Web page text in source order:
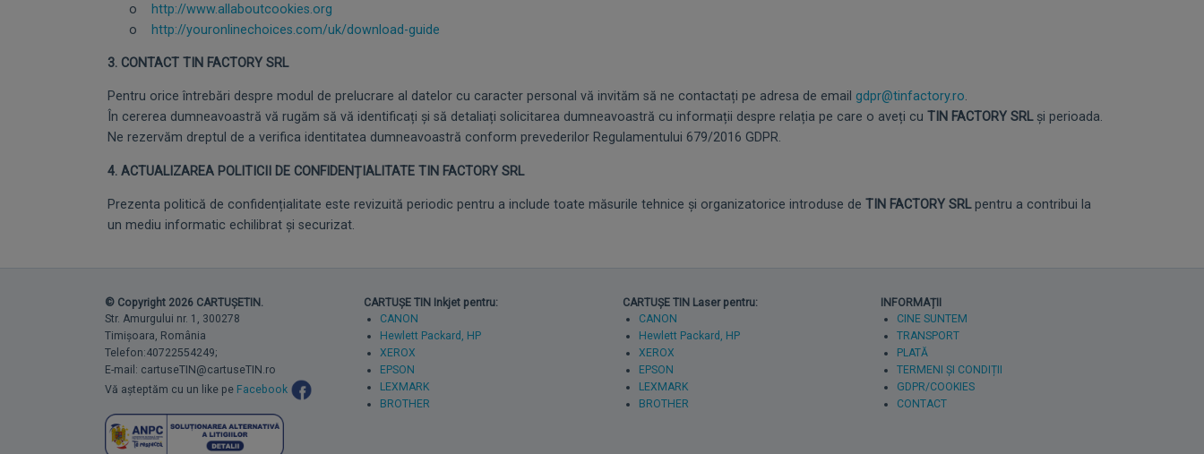
o
http://www.allaboutcookies.org
o
http://youronlinechoices.com/uk/download-guide
3. CONTACT TIN FACTORY SRL
Pentru orice întrebări despre modul de prelucrare al datelor cu caracter personal vă invităm să ne contactați pe adresa de email gdpr@tinfactory.ro.
În cererea dumneavoastră vă rugăm să vă identificați și să detaliați solicitarea dumneavoastră cu informații despre relația pe care o aveți cu TIN FACTORY SRLși perioada.
Ne rezervăm dreptul de a verifica identitatea dumneavoastră conform prevederilor Regulamentului 679/2016 GDPR.
4. ACTUALIZAREA POLITICII DE CONFIDENȚIALITATE TIN FACTORY SRL
Prezenta politică de confidențialitate este revizuită periodic pentru a include toate măsurile tehnice și organizatorice introduse de TIN FACTORY SRLpentru a contribui la
un mediu informatic echilibrat și securizat.
© Copyright 2026 CARTUȘETIN.
Str. Amurgului nr. 1, 300278
Timișoara, România
Telefon:40722554249;
E-mail: cartuseTIN@cartuseTIN.ro
Vă așteptăm cu un like pe Facebook
CARTUȘE TIN Inkjet pentru:
CANON
Hewlett Packard, HP
XEROX
EPSON
LEXMARK
BROTHER
CARTUȘE TIN Laser pentru:
CANON
Hewlett Packard, HP
XEROX
EPSON
LEXMARK
BROTHER
INFORMAȚII
CINE SUNTEM
TRANSPORT
PLATĂ
TERMENI ȘI CONDIȚII
GDPR/COOKIES
CONTACT